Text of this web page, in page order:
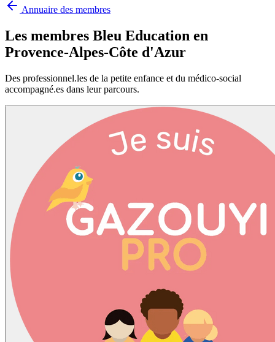
Annuaire des membres
Les membres Bleu Education en
Provence-Alpes-Côte d'Azur
Des professionnel.les de la petite enfance et du médico-social
accompagné.es dans leur parcours.